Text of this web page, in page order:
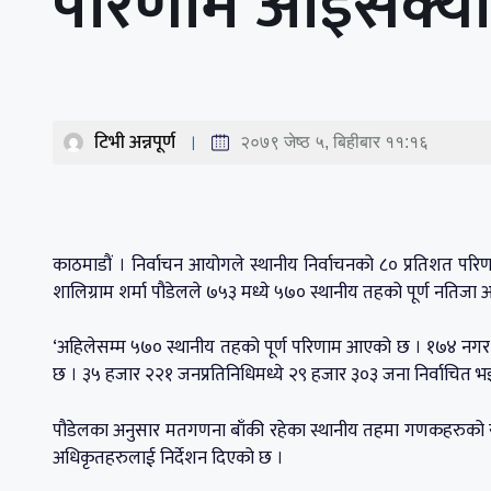
टिभी अन्नपूर्ण २०७९ जेष्ठ ५, बिहीबार ११:१६
काठमाडौं । निर्वाचन आयोगले स्थानीय निर्वाचनको ८० प्रतिशत
शालिग्राम शर्मा पौडेलले ७५३ मध्ये ५७० स्थानीय तहको पूर्ण
‘अहिलेसम्म ५७० स्थानीय तहको पूर्ण परिणाम आएको छ । १७४ नगर
छ । ३५ हजार २२१ जनप्रतिनिधिमध्ये २९ हजार ३०३ जना निर्वाचित
पौडेलका अनुसार मतगणना बाँकी रहेका स्थानीय तहमा गणकहरुको
अधिकृतहरुलाई निर्देशन दिएको छ ।